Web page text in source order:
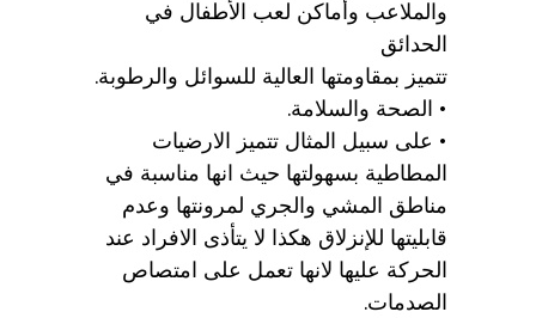
والملاعب وأماكن لعب الأطفال في
الحدائق
تتميز بمقاومتها العالية للسوائل والرطوبة.
• الصحة والسلامة.
• على سبيل المثال تتميز الارضيات
المطاطية بسهولتها حيث انها مناسبة في
مناطق المشي والجري لمرونتها وعدم
قابليتها للإنزلاق هكذا لا يتأذى الافراد عند
الحركة عليها لانها تعمل على امتصاص
الصدمات.